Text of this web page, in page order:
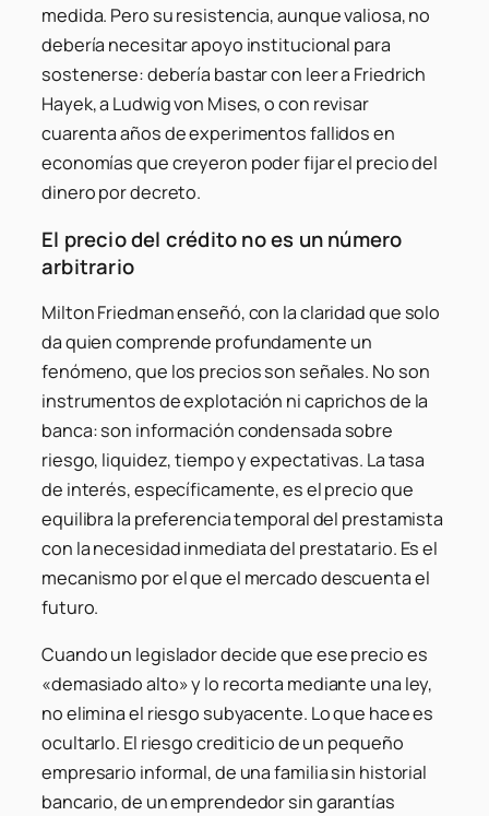
medida. Pero su resistencia, aunque valiosa, no
debería necesitar apoyo institucional para
sostenerse: debería bastar con leer a Friedrich
Hayek, a Ludwig von Mises, o con revisar
cuarenta años de experimentos fallidos en
economías que creyeron poder fijar el precio del
dinero por decreto.
El precio del crédito no es un número
arbitrario
Milton Friedman enseñó, con la claridad que solo
da quien comprende profundamente un
fenómeno, que los precios son señales. No son
instrumentos de explotación ni caprichos de la
banca: son información condensada sobre
riesgo, liquidez, tiempo y expectativas. La tasa
de interés, específicamente, es el precio que
equilibra la preferencia temporal del prestamista
con la necesidad inmediata del prestatario. Es el
mecanismo por el que el mercado descuenta el
futuro.
Cuando un legislador decide que ese precio es
«demasiado alto» y lo recorta mediante una ley,
no elimina el riesgo subyacente. Lo que hace es
ocultarlo. El riesgo crediticio de un pequeño
empresario informal, de una familia sin historial
bancario, de un emprendedor sin garantías